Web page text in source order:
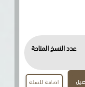
المتاحة
اضافة للسلة